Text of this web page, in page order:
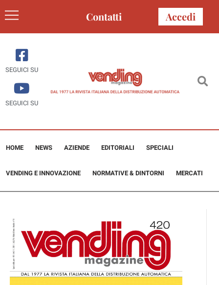
Contatti Accedi
SEGUICI SU
SEGUICI SU
HOME NEWS AZIENDE EDITORIALI SPECIALI
VENDING E INNOVAZIONE NORMATIVE & DINTORNI MERCATI